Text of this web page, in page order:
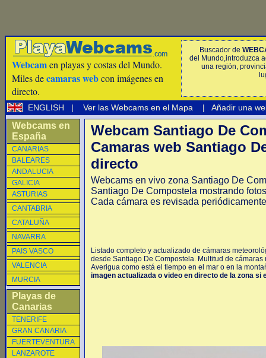
Webcamen playas y costas del Mundo.
Miles decamaras webcon imágenes en
directo.
Buscador de
del Mundo,introduzca
una región,
ENGLISH | Ver las Webcams en el Mapa | Añadir una
Webcams en
España
CANARIAS
BALEARES
ANDALUCIA
GALICIA
ASTURIAS
CANTABRIA
CATALUÑA
NAVARRA
PAIS VASCO
VALENCIA
MURCIA
Playas de
Canarias
TENERIFE
GRAN CANARIA
FUERTEVENTURA
LANZAROTE
Webcam Santiago De
Camaras web Santiago
directo
Webcams en vivo zona Santiago De
Santiago De Compostela mostrando
Cada cámara es revisada
Listado completo y actualizado de cámaras
desde Santiago De Compostela. Multitud de
Averigua como está el tiempo en el mar o en la
imagen actualizada o video en directo de la zona si